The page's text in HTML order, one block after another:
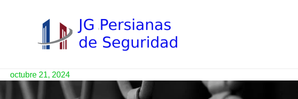
octubre 21, 2024